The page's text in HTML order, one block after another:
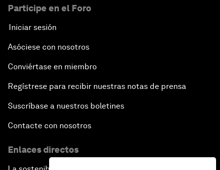
Participe en el Foro
Iniciar sesión
Asóciese con nosotros
Conviértase en miembro
Regístrese para recibir nuestras notas de prensa
Suscríbase a nuestros boletines
Contacte con nosotros
Enlaces directos